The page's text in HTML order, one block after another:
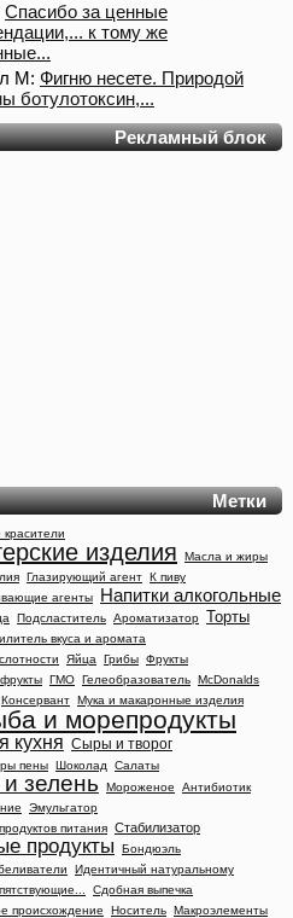
Спасибо за ценные
к тому же
М: Фигню несете. Природой
ботулотоксин,...
Рекламный блок
Метки
изделия
Масла и жиры
Глазирующий агент К пиву
агенты
Напитки алкогольные
Подсластитель Ароматизатор Торты
вкуса и аромата
Яйца Грибы Фрукты
ГМО Гелеобразователь McDonalds
Консервант Мука и макаронные изделия
и морепродукты
кухня Сыры и творог
пены Шоколад Салаты
зелень Мороженое
Антибиотик
Эмульгатор
питания Стабилизатор
продукты
Бондюэль
Идентичный натуральному
Сдобная выпечка
происхождение
Носитель Макроэлементы